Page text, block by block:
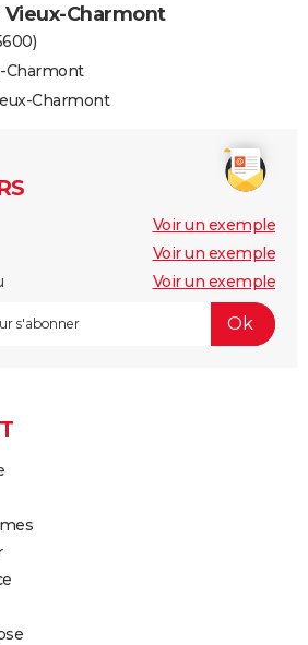
Vieux-Charmont
Charmont
Charmont
Voir un exemple
Voir un exemple
Voir un exemple